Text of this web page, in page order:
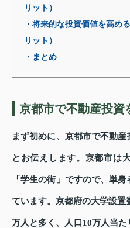
リット）
・将来的な投資価値を高め
リット）
・まとめ
京都市で不動産投資
まず初めに、京都市で不動
とお伝えします。京都市は
「学生の街」ですので、単
ています。京都府の大学設置
万人と多く、人口10万人当